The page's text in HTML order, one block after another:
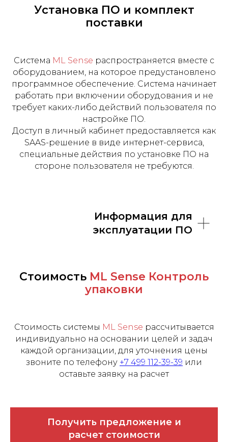
Установка ПО и комплект
поставки
Система ML Sense распространяется вместе с
оборудованием, на которое предустановлено
программное обеспечение. Система начинает
работать при включении оборудования и не
требует каких-либо действий пользователя по
настройке ПО.
Доступ в личный кабинет предоставляется как
SAAS-решение в виде интернет-сервиса,
специальные действия по установке ПО на
стороне пользователя не требуются.
Информация для
эксплуатации ПО
Стоимость ML Sense Контроль
упаковки
Стоимость системы ML Sense рассчитывается
индивидуально на основании целей и задач
каждой организации, для уточнения цены
звоните по телефону +7 499 112-39-39 или
оставьте заявку на расчет
Получить предложение и
расчет стоимости